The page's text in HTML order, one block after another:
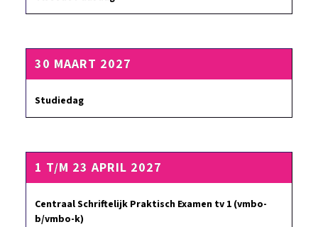
30 MAART 2027
Studiedag
1 T/M 23 APRIL 2027
Centraal Schriftelijk Praktisch Examen tv 1 (vmbo-
b/vmbo-k)